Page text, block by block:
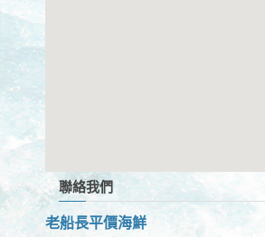
聯絡我們
老船長平價海鮮